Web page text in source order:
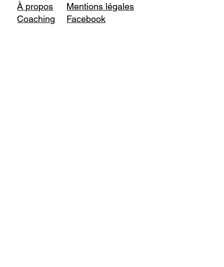
À propos
Coaching
Mentions légales
Facebook